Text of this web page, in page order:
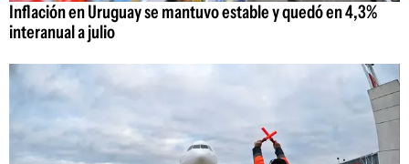
Inflación en Uruguay se mantuvo estable y quedó en 4,3%
interanual a julio